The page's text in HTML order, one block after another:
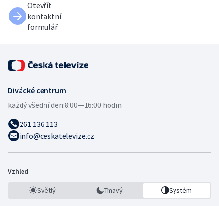
Otevřít
kontaktní
formulář
Divácké centrum
každý všední den:8:00—16:00 hodin
261 136 113
info@ceskatelevize.cz
Vzhled
Světlý Tmavý Systém